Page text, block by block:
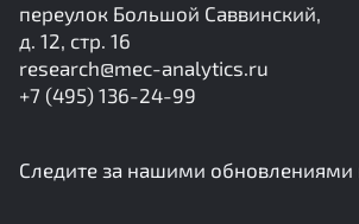
переулок Большой Саввинский,
д. 12, стр. 16
research@mec-analytics.ru
+7 (495) 136-24-99
Следите за нашими обновлениями